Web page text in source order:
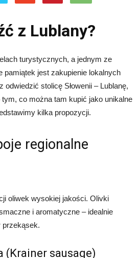
z Lublany?
turystycznych, a jednym ze
pamiątek jest zakupienie lokalnych
odwiedzić stolicę Słowenii – Lublanę,
co można tam kupić jako unikalne
kilka propozycji.
regionalne
oliwek wysokiej jakości. Olivki
i aromatyczne – idealnie
przekąsek.
(Krainer sausage)